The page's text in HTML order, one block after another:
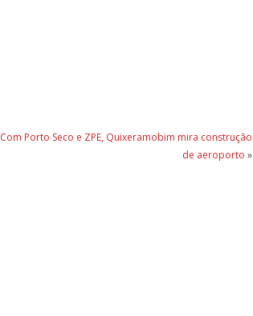
Com Porto Seco e ZPE, Quixeramobim mira construção
de aeroporto »